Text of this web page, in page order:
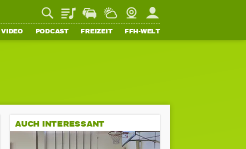
PlaylistStaupilotWetterWebcamMein FFH
VIDEO PODCAST FREIZEIT FFH-WELT
AUCH INTERESSANT